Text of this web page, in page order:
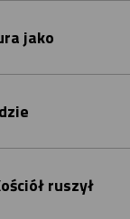
jako
ruszył